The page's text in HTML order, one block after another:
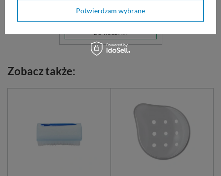
Dostępny
DO KOSZYKA
Zobacz także:
Potwierdzam wybrane